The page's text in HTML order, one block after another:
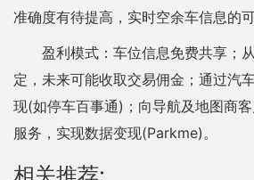
准确度有待提高，实时空余车信息的可
盈利模式：车位信息免费共享；
定，未来可能收取交易佣金；通过汽
现(如停车百事通)；向导航及地图商
服务，实现数据变现(Parkme)。